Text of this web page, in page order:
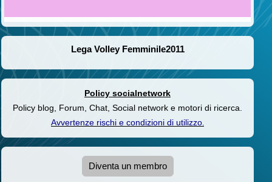
Lega Volley Femminile2011
Policy socialnetwork
Policy blog, Forum, Chat, Social network e motori di ricerca.
Avvertenze rischi e condizioni di utilizzo.
Diventa un membro